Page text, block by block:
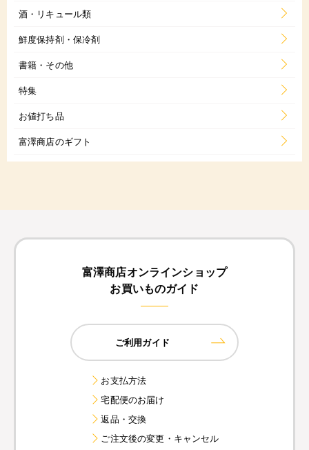
酒・リキュール類
鮮度保持剤・保冷剤
書籍・その他
特集
お値打ち品
富澤商店のギフト
富澤商店オンラインショップ
お買いものガイド
ご利用ガイド
お支払方法
宅配便のお届け
返品・交換
ご注文後の変更・キャンセル